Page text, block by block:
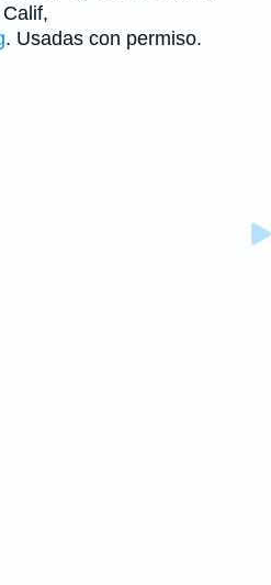
. Usadas con permiso.